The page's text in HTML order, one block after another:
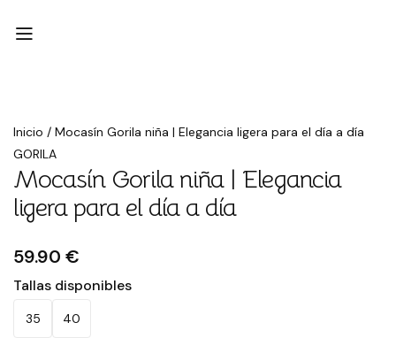
Inicio / Mocasín Gorila niña | Elegancia ligera para el día a día
GORILA
Mocasín Gorila niña | Elegancia
ligera para el día a día
59.90 €
Tallas disponibles
35 40